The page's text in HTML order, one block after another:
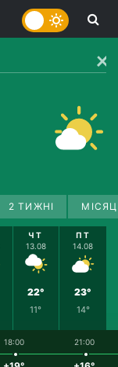
2 ТИЖНІ
ЧТ
13.08
22°
11°
ПТ
14.08
23°
14°
18:00 21:00